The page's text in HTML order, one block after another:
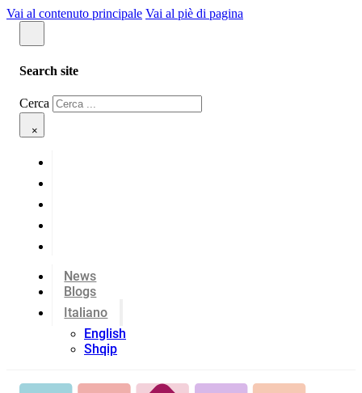
Vai al contenuto principale Vai al piè di pagina
Search site
Cerca
×
News
Blogs
Italiano
English
Shqip